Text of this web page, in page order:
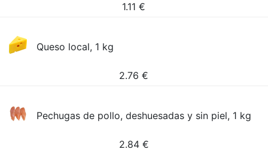
1.11 €
Queso local, 1 kg
2.76 €
Pechugas de pollo, deshuesadas y sin piel, 1 kg
2.84 €